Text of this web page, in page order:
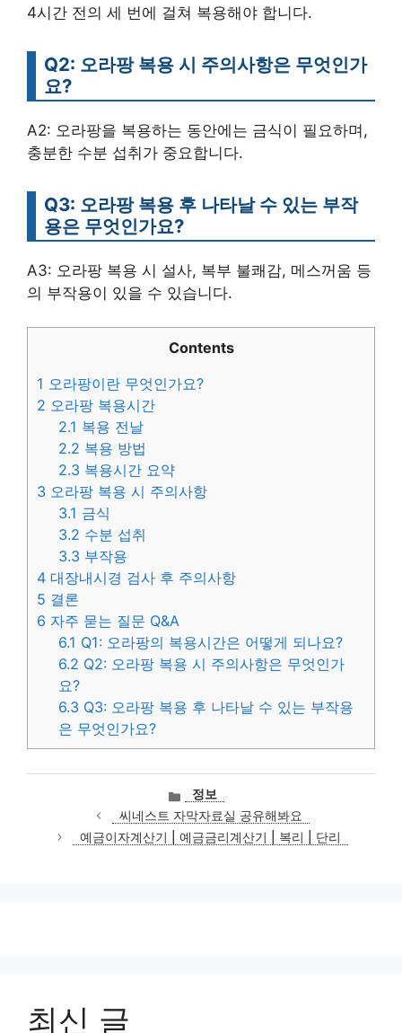
4시간 전의 세 번에 걸쳐 복용해야 합니다.
Q2: 오라팡 복용 시 주의사항은 무엇인가
요?
A2: 오라팡을 복용하는 동안에는 금식이 필요하며,
충분한 수분 섭취가 중요합니다.
Q3: 오라팡 복용 후 나타날 수 있는 부작
용은 무엇인가요?
A3: 오라팡 복용 시 설사, 복부 불쾌감, 메스꺼움 등
의 부작용이 있을 수 있습니다.
Contents
1 오라팡이란 무엇인가요?
2 오라팡 복용시간
2.1 복용 전날
2.2 복용 방법
2.3 복용시간 요약
3 오라팡 복용 시 주의사항
3.1 금식
3.2 수분 섭취
3.3 부작용
4 대장내시경 검사 후 주의사항
5 결론
6 자주 묻는 질문 Q&A
6.1 Q1: 오라팡의 복용시간은 어떻게 되나요?
6.2 Q2: 오라팡 복용 시 주의사항은 무엇인가
요?
6.3 Q3: 오라팡 복용 후 나타날 수 있는 부작용
은 무엇인가요?
카
테
고
리
정보
씨네스트 자막자료실 공유해봐요
예금이자계산기 | 예금금리계산기 | 복리 | 단리
최신 글